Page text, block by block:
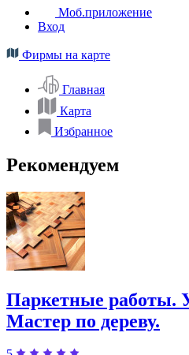
Моб.приложение
Вход
Фирмы на карте
Главная
Карта
Избранное
Рекомендуем
Паркетные работы.
Мастер по дереву.